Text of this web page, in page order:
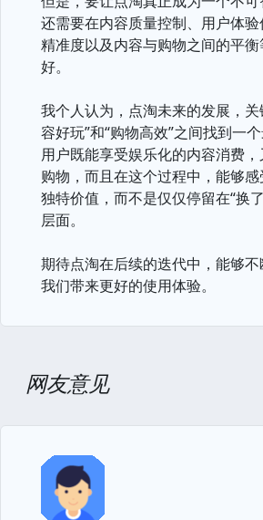
还需要在内容质量控制、用户体
精准度以及内容与购物之间的平
好。
我个人认为，点淘未来的发展，关
容好玩”和“购物高效”之间找到一
用户既能享受娱乐化的内容消费
购物，而且在这个过程中，能够
独特价值，而不是仅仅停留在“换
层面。
期待点淘在后续的迭代中，能够
我们带来更好的使用体验。
网友意见